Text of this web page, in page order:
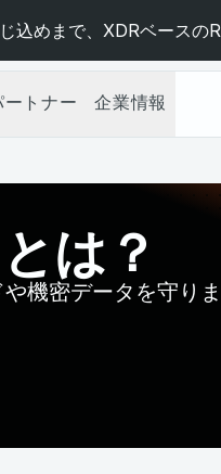
めまで、XDRベースの
ートナー 企業情報
は？
機密データを守りま